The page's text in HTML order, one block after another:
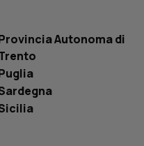
Autonoma di
del proprio sito
web per
dello
tentativi
del